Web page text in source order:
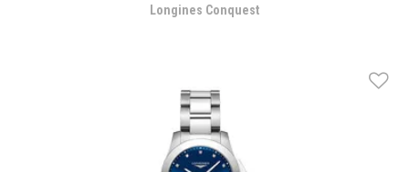
Longines Conquest